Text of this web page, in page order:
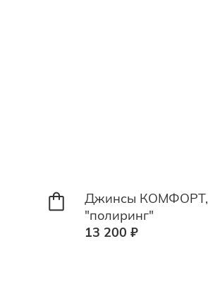
Джинсы КОМФОРТ,
"полиринг"
13 200 ₽